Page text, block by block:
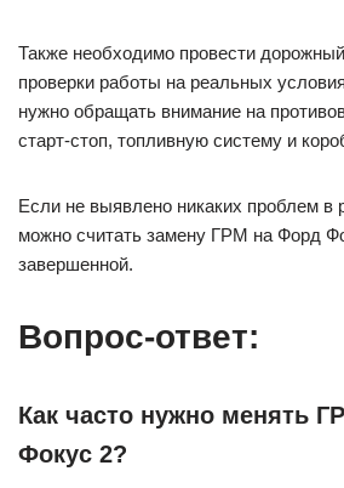
Также необходимо провести
проверки работы на реальных
нужно обращать внимание на
старт-стоп, топливную систему и
Если не выявлено никаких проблем в
можно считать замену ГРМ на Форд
завершенной.
Вопрос-ответ:
Как часто нужно менять
Фокус 2?